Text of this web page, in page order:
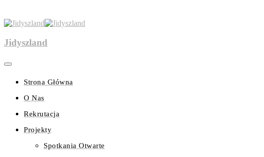
Jidyszland
Strona Główna
O Nas
Rekrutacja
Projekty
Spotkania Otwarte